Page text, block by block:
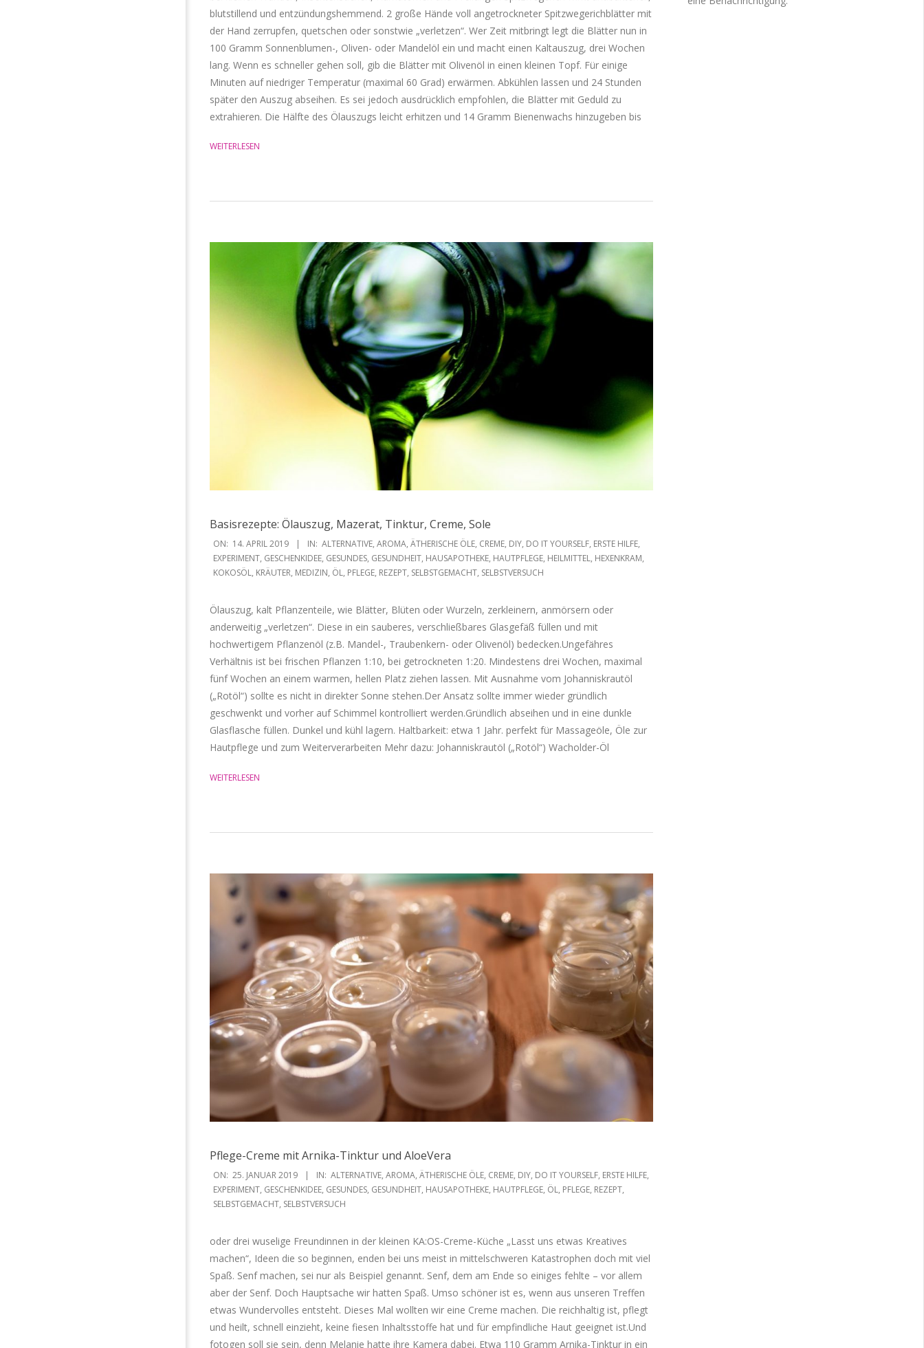
blutstillend und entzündungshemmend. 2 große Hände voll angetrockneter Spitzwegerichblätter mit
der Hand zerrupfen, quetschen oder sonstwie „verletzen“. Wer Zeit mitbringt legt die Blätter nun in
100 Gramm Sonnenblumen-, Oliven- oder Mandelöl ein und macht einen Kaltauszug, drei Wochen
lang. Wenn es schneller gehen soll, gib die Blätter mit Olivenöl in einen kleinen Topf. Für einige
Minuten auf niedriger Temperatur (maximal 60 Grad) erwärmen. Abkühlen lassen und 24 Stunden
später den Auszug abseihen. Es sei jedoch ausdrücklich empfohlen, die Blätter mit Geduld zu
extrahieren. Die Hälfte des Ölauszugs leicht erhitzen und 14 Gramm Bienenwachs hinzugeben bis
WEITERLESEN
Basisrezepte: Ölauszug, Mazerat, Tinktur, Creme, Sole
2019-
04-
14
ON: 14. APRIL 2019 IN: ALTERNATIVE, AROMA, ÄTHERISCHE ÖLE, CREME, DIY, DO IT YOURSELF, ERSTE HILFE,
EXPERIMENT, GESCHENKIDEE, GESUNDES, GESUNDHEIT, HAUSAPOTHEKE, HAUTPFLEGE, HEILMITTEL, HEXENKRAM,
KOKOSÖL, KRÄUTER, MEDIZIN, ÖL, PFLEGE, REZEPT, SELBSTGEMACHT, SELBSTVERSUCH
Ölauszug, kalt Pflanzenteile, wie Blätter, Blüten oder Wurzeln, zerkleinern, anmörsern oder
anderweitig „verletzen“. Diese in ein sauberes, verschließbares Glasgefäß füllen und mit
hochwertigem Pflanzenöl (z.B. Mandel-, Traubenkern- oder Olivenöl) bedecken.Ungefähres
Verhältnis ist bei frischen Pflanzen 1:10, bei getrockneten 1:20. Mindestens drei Wochen, maximal
fünf Wochen an einem warmen, hellen Platz ziehen lassen. Mit Ausnahme vom Johanniskrautöl
(„Rotöl“) sollte es nicht in direkter Sonne stehen.Der Ansatz sollte immer wieder gründlich
geschwenkt und vorher auf Schimmel kontrolliert werden.Gründlich abseihen und in eine dunkle
Glasflasche füllen. Dunkel und kühl lagern. Haltbarkeit: etwa 1 Jahr. perfekt für Massageöle, Öle zur
Hautpflege und zum Weiterverarbeiten Mehr dazu: Johanniskrautöl („Rotöl“) Wacholder-Öl
WEITERLESEN
Pflege-Creme mit Arnika-Tinktur und AloeVera
2019-
01-
25
ON: 25. JANUAR 2019 IN: ALTERNATIVE, AROMA, ÄTHERISCHE ÖLE, CREME, DIY, DO IT YOURSELF, ERSTE HILFE,
EXPERIMENT, GESCHENKIDEE, GESUNDES, GESUNDHEIT, HAUSAPOTHEKE, HAUTPFLEGE, ÖL, PFLEGE, REZEPT,
SELBSTGEMACHT, SELBSTVERSUCH
oder drei wuselige Freundinnen in der kleinen KA:OS-Creme-Küche „Lasst uns etwas Kreatives
machen“, Ideen die so beginnen, enden bei uns meist in mittelschweren Katastrophen doch mit viel
Spaß. Senf machen, sei nur als Beispiel genannt. Senf, dem am Ende so einiges fehlte – vor allem
aber der Senf. Doch Hauptsache wir hatten Spaß. Umso schöner ist es, wenn aus unseren Treffen
etwas Wundervolles entsteht. Dieses Mal wollten wir eine Creme machen. Die reichhaltig ist, pflegt
und heilt, schnell einzieht, keine fiesen Inhaltsstoffe hat und für empfindliche Haut geeignet ist.Und
fotogen soll sie sein, denn Melanie hatte ihre Kamera dabei. Etwa 110 Gramm Arnika-Tinktur in ein